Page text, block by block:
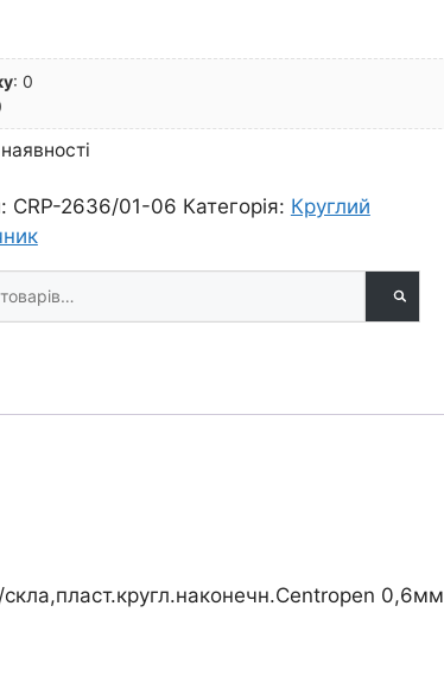
: 0
CRP-2636/01-06 Категорія: Круглий
0,6мм